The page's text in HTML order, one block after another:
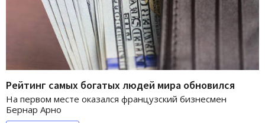
Рейтинг самых богатых людей мира обновился
На первом месте оказался французский бизнесмен
Бернар Арно